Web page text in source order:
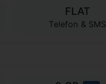
FLAT
Telefon & SMS